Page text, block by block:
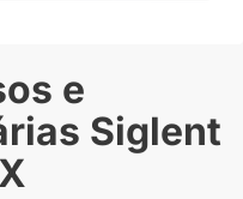
e
Siglent